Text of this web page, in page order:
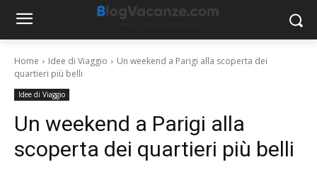
Home Idee di Viaggio
Un weekend a Parigi alla scoperta dei
quartieri più belli
Idee di Viaggio
Un weekend a Parigi alla
scoperta dei quartieri più belli